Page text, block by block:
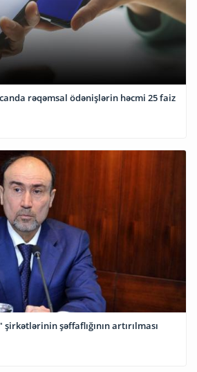
rəqəmsal ödənişlərin həcmi 25 faiz
şəffaflığının artırılması